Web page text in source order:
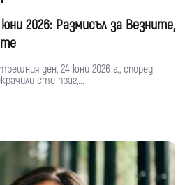
2026: Размисъл за Везните,
ден, 24 юни 2026 г., според
сте праг,...